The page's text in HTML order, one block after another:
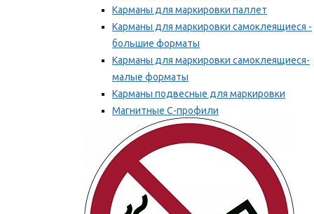
Карманы для маркировки паллет
Карманы для маркировки самоклеящиеся -
большие форматы
Карманы для маркировки самоклеящиеся-
малые форматы
Карманы подвесные для маркировки
Магнитные С-профили
Напольная маркировка
Мы рекомендуем